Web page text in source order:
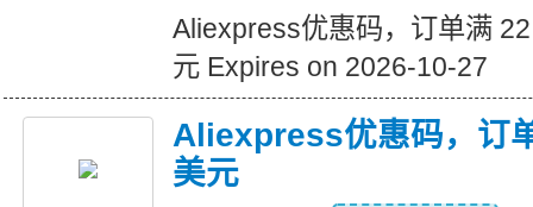
Aliexpress优惠码，订单满
元 Expires on 2026-10-27
Aliexpress优惠码，订
美元